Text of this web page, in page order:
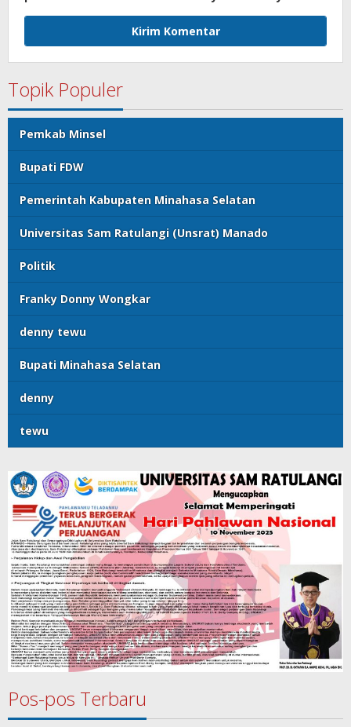
Topik Populer
Pemkab Minsel
Bupati FDW
Pemerintah Kabupaten Minahasa Selatan
Universitas Sam Ratulangi (Unsrat) Manado
Politik
Franky Donny Wongkar
denny tewu
Bupati Minahasa Selatan
denny
tewu
Pos-pos Terbaru